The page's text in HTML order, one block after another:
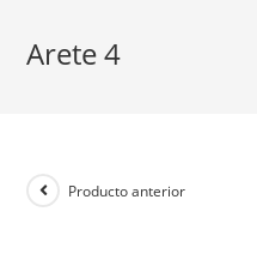
Arete 4
Producto anterior